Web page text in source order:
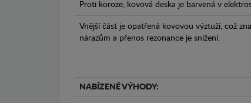
Proti koroze, kovová deska je barvená v
Vnější část je opatřená kovovou výztuží, což
nárazům a přenos rezonance je snížení.
NABÍZENÉ VÝHODY: